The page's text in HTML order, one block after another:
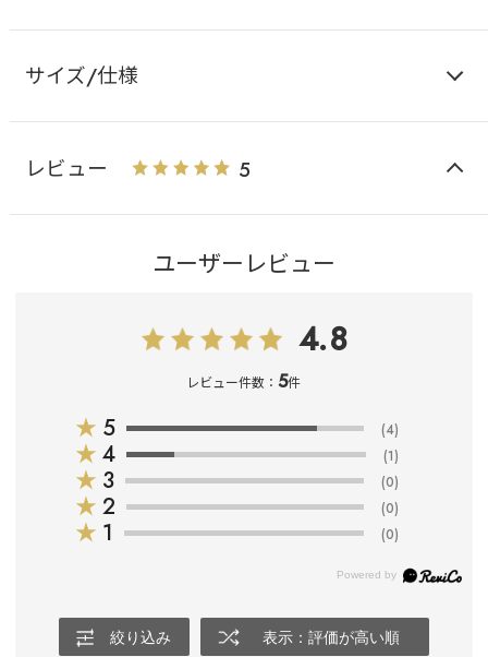
サイズ/仕様
レビュー 5
ユーザーレビュー
4.8
レビュー件数：5件
★ 5 (4)
★ 4 (1)
★ 3 (0)
★ 2 (0)
★ 1 (0)
絞り込み 表示：評価が高い順